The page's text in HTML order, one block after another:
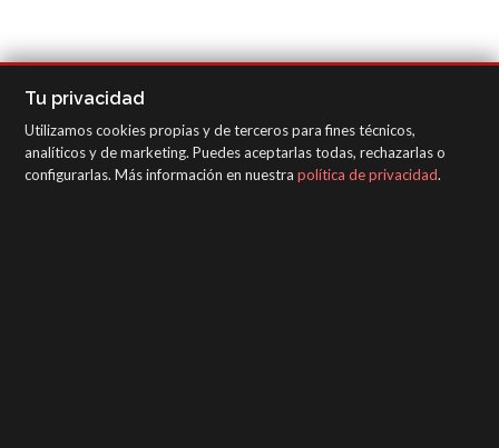
Tu privacidad
Utilizamos cookies propias y de terceros para fines técnicos,
analíticos y de marketing. Puedes aceptarlas todas, rechazarlas o
configurarlas. Más información en nuestra política de privacidad.